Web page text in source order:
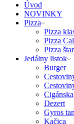
Úvod
NOVINKY
Pizza
Pizza
Pizza
Pizza
Jedálny listok
Burger
Cigánska
Dezert
Gyros
Kačica